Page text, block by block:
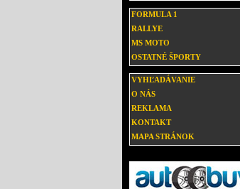
FORMULA 1
RALLYE
MS MOTO
OSTATNÉ ŠPORTY
VYHĽADÁVANIE
O NÁS
REKLAMA
KONTAKT
MAPA STRÁNOK